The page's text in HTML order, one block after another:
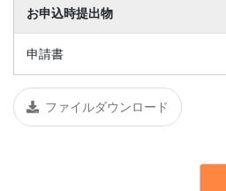
お申込時提出物
申請書
ファイルダウンロード